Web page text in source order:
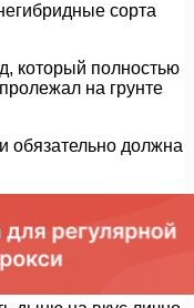
сорта
который полностью
на грунте
обязательно должна